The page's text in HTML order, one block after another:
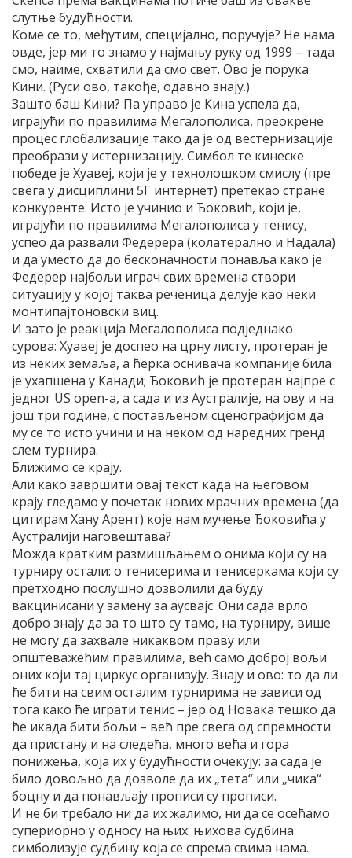
слутње будућности.
Коме се то, међутим, специјално, поручује? Не нама
овде, јер ми то знамо у најмању руку од 1999 – тада
смо, наиме, схватили да смо свет. Ово је порука
Кини. (Руси ово, такође, одавно знају.)
Зашто баш Кини? Па управо је Кина успела да,
играјући по правилима Мегалополиса, преокрене
процес глобализације тако да је од вестернизације
преобрази у истернизацију. Симбол те кинеске
победе је Хуавеј, који је у технолошком смислу (пре
свега у дисциплини 5Г интернет) претекао стране
конкуренте. Исто је учинио и Ђоковић, који је,
играјући по правилима Мегалополиса у тенису,
успео да развали Федерера (колатерално и Надала)
и да уместо да до бесконачности понавља како је
Федерер најбољи играч свих времена створи
ситуацију у којој таква реченица делује као неки
монтипајтоновски виц.
И зато је реакција Мегалополиса подједнако
сурова: Хуавеј је доспео на црну листу, протеран је
из неких земаља, а ћерка оснивача компаније била
је ухапшена у Канади; Ђоковић је протеран најпре с
једног US open-a, а сада и из Аустралије, на ову и на
још три године, с постављеном сценографијом да
му се то исто учини и на неком од наредних гренд
слем турнира.
Ближимо се крају.
Али како завршити овај текст када на његовом
крају гледамо у почетак нових мрачних времена (да
цитирам Хану Арент) које нам мучење Ђоковића у
Аустралији наговештава?
Можда кратким размишљањем о онима који су на
турниру остали: о тенисерима и тенисеркама који су
претходно послушно дозволили да буду
вакцинисани у замену за аусвајс. Они сада врло
добро знају да за то што су тамо, на турниру, више
не могу да захвале никаквом праву или
општеважећим правилима, већ само доброј вољи
оних који тај циркус организују. Знају и ово: то да ли
ће бити на свим осталим турнирима не зависи од
тога како ће играти тенис – јер од Новака тешко да
ће икада бити бољи – већ пре свега од спремности
да пристану и на следећа, много већа и гора
понижења, која их у будућности очекују: за сада је
било довољно да дозволе да их „тета“ или „чика“
боцну и да понављају прописи су прописи.
И не би требало ни да их жалимо, ни да се осећамо
супериорно у односу на њих: њихова судбина
симболизује судбину која се спрема свима нама.